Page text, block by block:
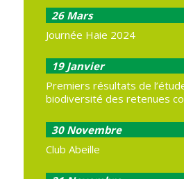
26 Mars
Journée Haie 2024
19 Janvier
Premiers résultats de
biodiversité des retenues
30 Novembre
Club Abeille